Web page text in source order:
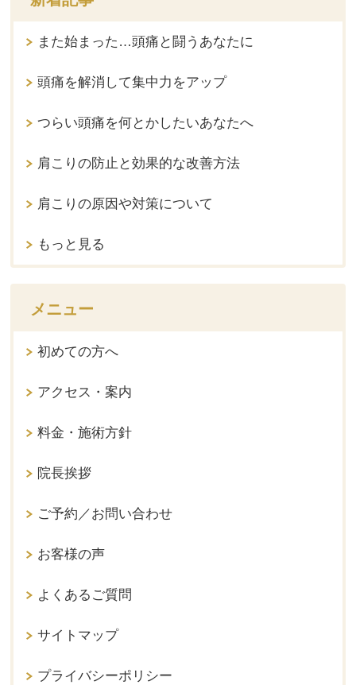
また始まった…頭痛と闘うあなたに
頭痛を解消して集中力をアップ
つらい頭痛を何とかしたいあなたへ
肩こりの防止と効果的な改善方法
肩こりの原因や対策について
もっと見る
メニュー
初めての方へ
アクセス・案内
料金・施術方針
院長挨拶
ご予約／お問い合わせ
お客様の声
よくあるご質問
サイトマップ
プライバシーポリシー